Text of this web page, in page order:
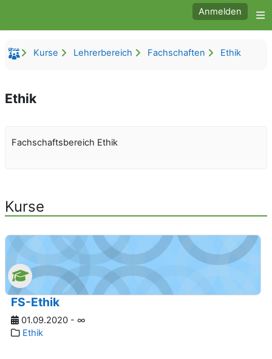
Anmelden
Kurse Lehrerbereich Fachschaften Ethik
Ethik
Fachschaftsbereich Ethik
Kurse
FS-Ethik
01.09.2020 - ∞
Ethik